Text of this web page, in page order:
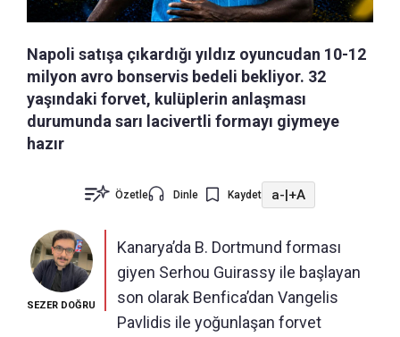
Napoli satışa çıkardığı yıldız oyuncudan 10-12
milyon avro bonservis bedeli bekliyor. 32
yaşındaki forvet, kulüplerin anlaşması
durumunda sarı lacivertli formayı giymeye
hazır
Özetle Dinle Kaydet a-|+A
SEZER DOĞRU
Kanarya’da B. Dortmund forması
giyen Serhou Guirassy ile başlayan
son olarak Benfica’dan Vangelis
Pavlidis ile yoğunlaşan forvet